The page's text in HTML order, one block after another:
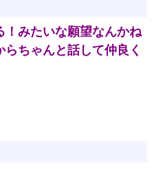
！みたいな願望なんかね
ちゃんと話して仲良く